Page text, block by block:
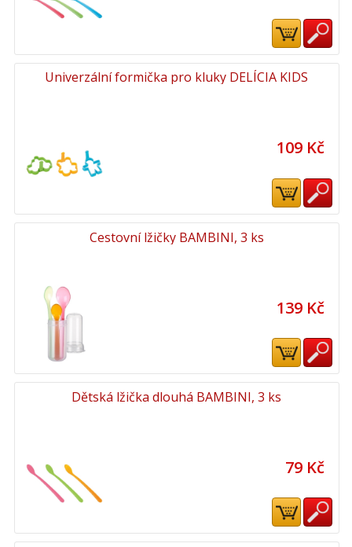
Univerzální formička pro kluky DELÍCIA KIDS
109 Kč
Cestovní lžičky BAMBINI, 3 ks
139 Kč
Dětská lžička dlouhá BAMBINI, 3 ks
79 Kč